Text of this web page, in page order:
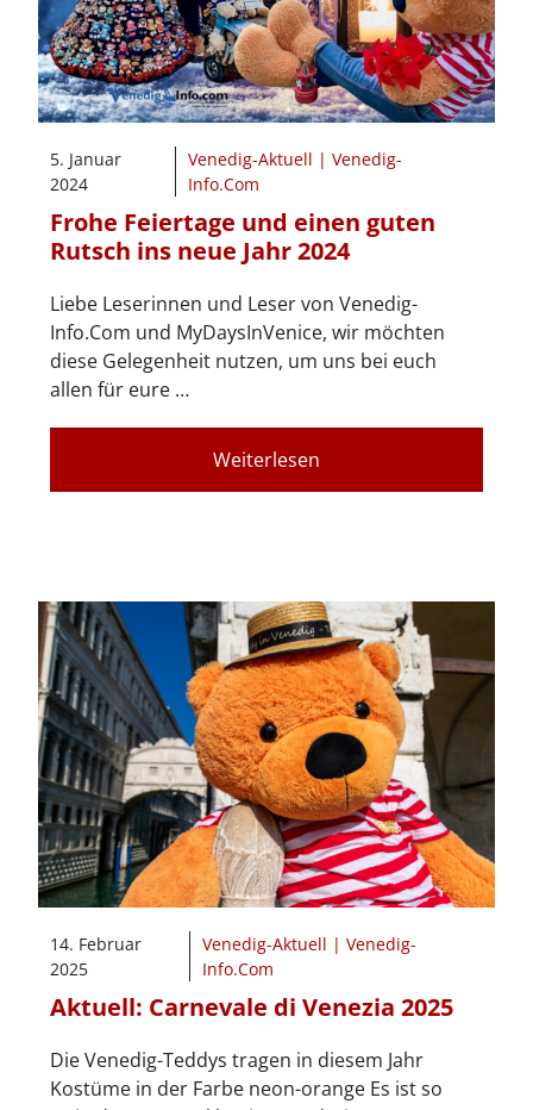
5. Januar
2024
Venedig-Aktuell | Venedig-
Info.Com
Frohe Feiertage und einen guten
Rutsch ins neue Jahr 2024
Liebe Leserinnen und Leser von Venedig-
Info.Com und MyDaysInVenice, wir möchten
diese Gelegenheit nutzen, um uns bei euch
allen für eure …
Weiterlesen
14. Februar
2025
Venedig-Aktuell | Venedig-
Info.Com
Aktuell: Carnevale di Venezia 2025
Die Venedig-Teddys tragen in diesem Jahr
Kostüme in der Farbe neon-orange Es ist so